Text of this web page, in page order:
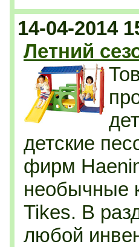
14-04-2014
Летний
детские
фирм
необычные
Tikes. В
любой